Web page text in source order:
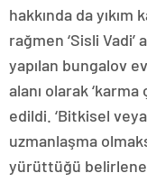
hakkında da yıkım
rağmen ‘Sisli Vadi’
yapılan bungalov
alanı olarak
edildi. ‘Bitkisel
uzmanlaşma
yürüttüğü